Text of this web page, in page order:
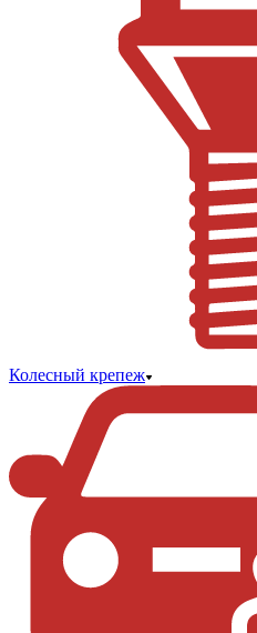
Колесный крепеж